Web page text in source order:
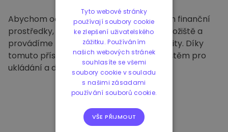
Abychom ochránili naše zákazníky a jejich finanční
prostředky, nabízíme bezpečné offline úložiště a
provádíme pravidelné bezpečnostní audity. Díky
tomuto přístupu je naše platforma útočištěm pro
ukládání a dalších kryptoměn.
Tyto webové stránky
používají soubory cookie
ke zlepšení uživatelského
zážitku. Používáním
našich webových stránek
souhlasíte se všemi
soubory cookie v souladu
s našimi zásadami
používání souborů cookie.
VŠE PŘIJMOUT